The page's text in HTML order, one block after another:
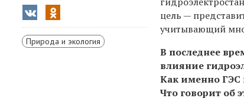
Природа и экология
цель —
учитывающий
В последнее
влияние
Как именно ГЭС
Что говорит об